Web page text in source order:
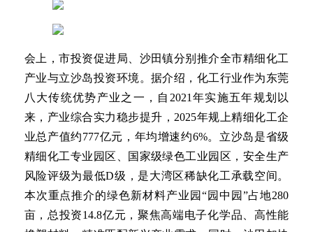
会上，市投资促进局、沙田镇分别推介全市精细化工
产业与立沙岛投资环境。据介绍，化工行业作为东莞
八大传统优势产业之一，自2021年实施五年规划以
来，产业综合实力稳步提升，2025年规上精细化工企
业总产值约777亿元，年均增速约6%。立沙岛是省级
精细化工专业园区、国家级绿色工业园区，安全生产
风险评级为最低D级，是大湾区稀缺化工承载空间。
本次重点推介的绿色新材料产业园“园中园”占地280
亩，总投资14.8亿元，聚焦高端电子化学品、高性能